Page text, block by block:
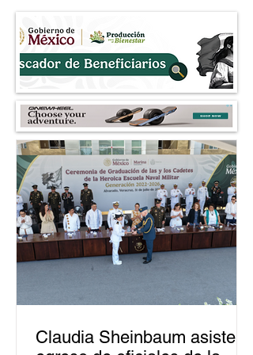
Claudia Sheinbaum asiste a